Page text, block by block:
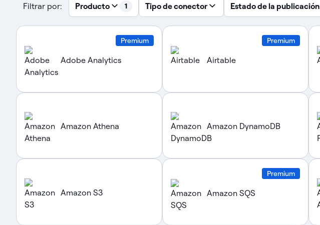
Filtrar por: Producto 1 Tipo de conector Estado de la publicación
Premium
Adobe Analytics
Premium
Airtable
Amazon Athena Amazon DynamoDB
Amazon S3
Premium
Amazon SQS